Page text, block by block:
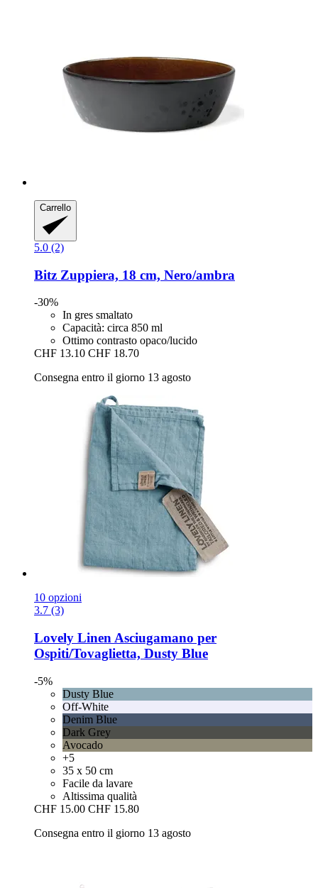
Carrello
5.0 (2)
Bitz Zuppiera, 18 cm, Nero/ambra
-30%
In gres smaltato
Capacità: circa 850 ml
Ottimo contrasto opaco/lucido
CHF 13.10 CHF 18.70
Consegna entro il giorno 13 agosto
10 opzioni
3.7 (3)
Lovely Linen Asciugamano per
Ospiti/Tovaglietta, Dusty Blue
-5%
Dusty Blue
Off-White
Denim Blue
Dark Grey
Avocado
+5
35 x 50 cm
Facile da lavare
Altissima qualità
CHF 15.00 CHF 15.80
Consegna entro il giorno 13 agosto